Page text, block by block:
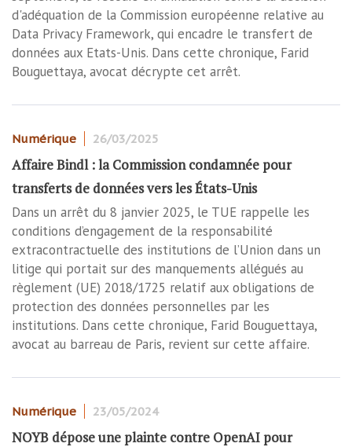
d'adéquation de la Commission européenne relative au
Data Privacy Framework, qui encadre le transfert de
données aux Etats-Unis. Dans cette chronique, Farid
Bouguettaya, avocat décrypte cet arrêt.
Numérique 26/03/2025
Affaire Bindl : la Commission condamnée pour
transferts de données vers les États-Unis
Dans un arrêt du 8 janvier 2025, le TUE rappelle les
conditions d’engagement de la responsabilité
extracontractuelle des institutions de l’Union dans un
litige qui portait sur des manquements allégués au
règlement (UE) 2018/1725 relatif aux obligations de
protection des données personnelles par les
institutions. Dans cette chronique, Farid Bouguettaya,
avocat au barreau de Paris, revient sur cette affaire.
Numérique 23/05/2024
NOYB dépose une plainte contre OpenAI pour